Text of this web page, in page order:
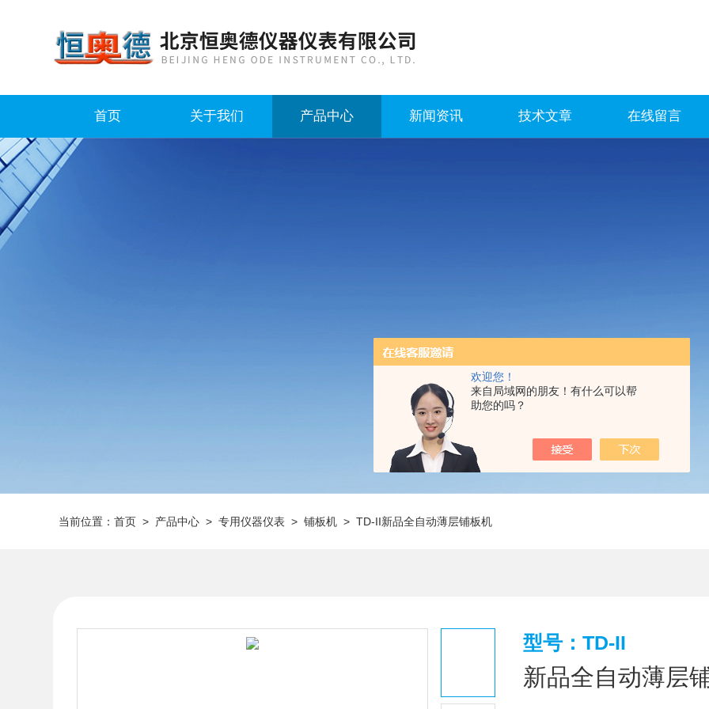
欢迎您！
来自局域网的朋友！有什么可以帮
助您的吗？
首页 关于我们 产品中心 新闻资讯 技术文章 在线留言
当前位置：首页 > 产品中心 >专用仪器仪表 >铺板机 > TD-II新品全自动薄层铺板机
型号：TD-II
新品全自动薄层